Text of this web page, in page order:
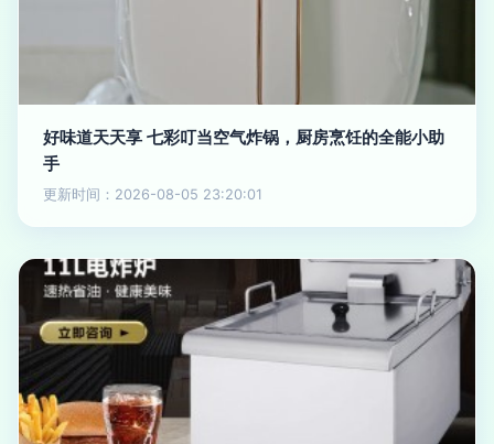
好味道天天享 七彩叮当空气炸锅，厨房烹饪的全能小助
手
更新时间：2026-08-05 23:20:01